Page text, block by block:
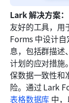
Lark 解决方案：
友好的工具，用
Forms 中设计
息，包括群描述
计划的应对措施
保数据一致性和
险。通过 Lark
表格数据库 中